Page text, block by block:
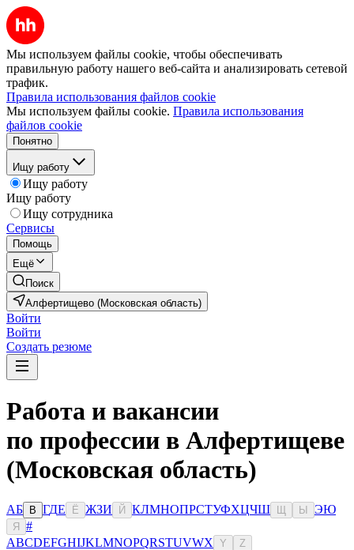
Мы используем файлы cookie, чтобы обеспечивать
правильную работу нашего веб-сайта и анализировать сетевой
трафик.
Правила использования файлов cookie
Мы используем файлы cookie. Правила использования
файлов cookie
Понятно
Ищу работу
Ищу работу
Ищу работу
Ищу сотрудника
Сервисы
Помощь
Ещё
Поиск
Алфертищево (Московская область)
Войти
Войти
Создать резюме
Работа и вакансии
по профессии в Алфертищеве
(Московская область)
АБ В ГДЕ Ё ЖЗИ Й КЛМНОПРСТУФХЦЧШ Ы ЭЮ
Я
#
ABCDEFGHIJKLMNOPQRSTUVWX Y Z